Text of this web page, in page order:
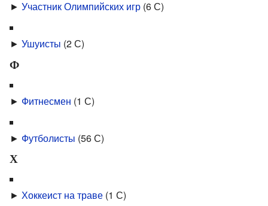
► Участник Олимпийских игр (6 С)
► Ушуисты (2 С)
Ф
► Фитнесмен (1 С)
► Футболисты (56 С)
Х
► Хоккеист на траве (1 С)